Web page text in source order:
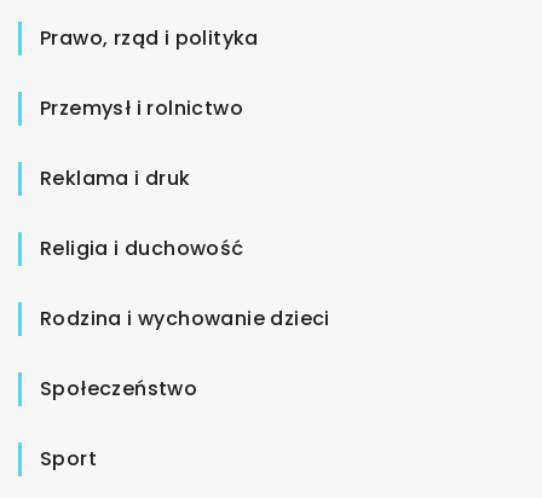
Prawo, rząd i polityka
Przemysł i rolnictwo
Reklama i druk
Religia i duchowość
Rodzina i wychowanie dzieci
Społeczeństwo
Sport